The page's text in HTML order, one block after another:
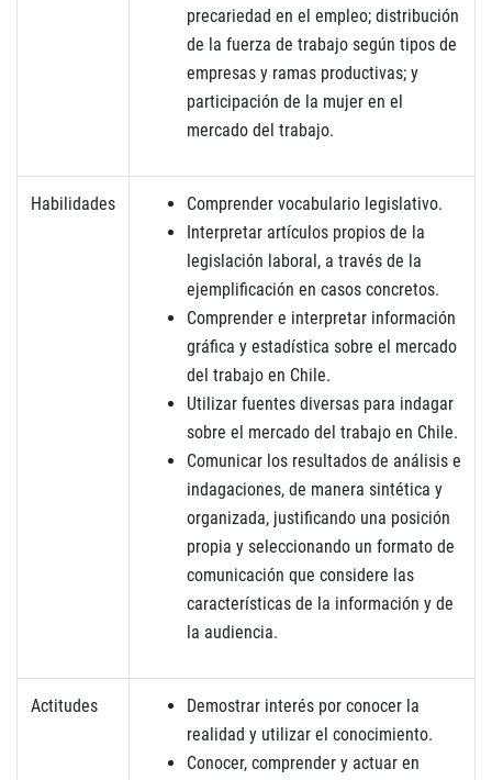
precariedad en el empleo; distribución
de la fuerza de trabajo según tipos de
empresas y ramas productivas; y
participación de la mujer en el
mercado del trabajo.
Habilidades
Comprender vocabulario legislativo.
Interpretar artículos propios de la
legislación laboral, a través de la
ejemplificación en casos concretos.
Comprender e interpretar información
gráfica y estadística sobre el mercado
del trabajo en Chile.
Utilizar fuentes diversas para indagar
sobre el mercado del trabajo en Chile.
Comunicar los resultados de análisis e
indagaciones, de manera sintética y
organizada, justificando una posición
propia y seleccionando un formato de
comunicación que considere las
características de la información y de
la audiencia.
Actitudes
Demostrar interés por conocer la
realidad y utilizar el conocimiento.
Conocer, comprender y actuar en